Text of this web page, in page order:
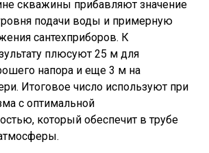
скважины прибавляют значение
подачи воды и примерную
сантехприборов. К
плюсуют 25 м для
напора и еще 3 м на
Итоговое число используют при
с оптимальной
который обеспечит в трубе